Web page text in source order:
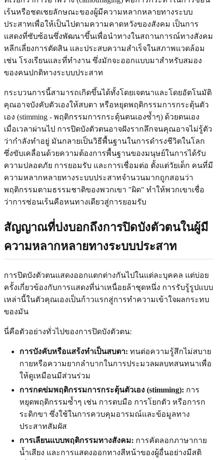
เร้นหรือชดเชยลักษณะของผู้มีความหลากหลายทางระบบ
ประสาทเพื่อให้เป็นไปตามความคาดหวังของสังคม เป็นการ
แสดงที่ซับซ้อนซึ่งพัฒนาขึ้นเพื่อนำทางในสถานการณ์ทางสังคม
หลีกเลี่ยงการตัดสิน และประสบความสำเร็จในสภาพแวดล้อม
เช่น โรงเรียนและที่ทำงาน ซึ่งมักจะออกแบบมาสำหรับสมอง
ของคนปกติทางระบบประสาท
กระบวนการนี้สามารถเกิดขึ้นได้ทั้งโดยเจตนาและโดยอัตโนมัติ
คุณอาจบังคับตัวเองให้สบตา หรือหยุดพฤติกรรมการกระตุ้นตัว
เอง (stimming - พฤติกรรมการกระตุ้นตนเองซ้ำๆ) ด้วยตนเอง
เมื่อเวลาผ่านไป การปิดบังตัวตนอาจฝังรากลึกจนคุณอาจไม่รู้ตัว
ว่ากำลังทำอยู่ มันกลายเป็นวิธีพื้นฐานในการดำรงชีวิตในโลก
ซึ่งขับเคลื่อนด้วยความต้องการพื้นฐานของมนุษย์ในการได้รับ
ความปลอดภัย การยอมรับ และการเชื่อมต่อ ตั้งแต่วัยเด็ก คนที่มี
ความหลากหลายทางระบบประสาทจำนวนมากถูกสอนว่า
พฤติกรรมตามธรรมชาติของพวกเขา "ผิด" ทำให้พวกเขาเชื่อ
ว่าการซ่อนเร้นคือหนทางเดียวสู่การยอมรับ
สัญญาณที่บ่งบอกถึงการปิดบังตัวตนในผู้มี
ความหลากหลายทางระบบประสาท
การปิดบังตัวตนแสดงออกแตกต่างกันไปในแต่ละบุคคล แต่บ่อย
ครั้งเกี่ยวข้องกับการแสดงที่น่าเหนื่อยล้าชุดหนึ่ง การรับรู้รูปแบบ
เหล่านี้ในตัวคุณเองเป็นก้าวแรกสู่การทำความเข้าใจผลกระทบ
ของมัน
นี่คือตัวอย่างทั่วไปของการปิดบังตัวตน:
การบังคับหรือแสร้งทำเป็นสบตา: ทนต่อความรู้สึกไม่สบาย
กายหรือความยากลำบากในการประมวลผลบทสนทนาเพื่อ
ให้ดูเหมือนมีส่วนร่วม
การกดข่มพฤติกรรมการกระตุ้นตัวเอง (stimming): การ
หยุดพฤติกรรมซ้ำๆ เช่น การตบมือ การโยกตัว หรือการก
ระดิกขา ซึ่งใช้ในการควบคุมอารมณ์และข้อมูลทาง
ประสาทสัมผัส
การเลียนแบบพฤติกรรมทางสังคม: การคัดลอกภาษากาย
น้ำเสียง และการแสดงออกทางสีหน้าของผู้อื่นอย่างมีสติ